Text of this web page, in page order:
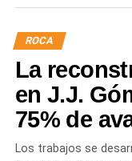
ROCA
La
en J.J.
75% de
Los trabajos se